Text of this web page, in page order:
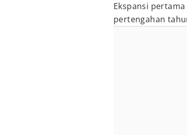
Ekspansi pertama
pertengahan